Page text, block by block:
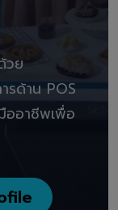
วย
รด้าน POS
ออาชีพเพื่อ